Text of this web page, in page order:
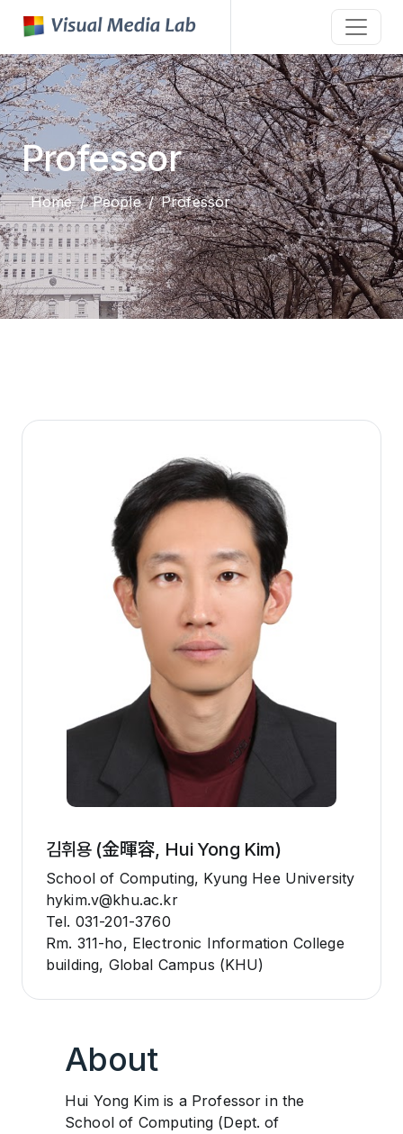
Professor
Home People Professor
김휘용 (金暉容, Hui Yong Kim)
School of Computing, Kyung Hee University
hykim.v@khu.ac.kr
Tel. 031-201-3760
Rm. 311-ho, Electronic Information College
building, Global Campus (KHU)
About
Hui Yong Kim is a Professor in the
School of Computing (Dept. of